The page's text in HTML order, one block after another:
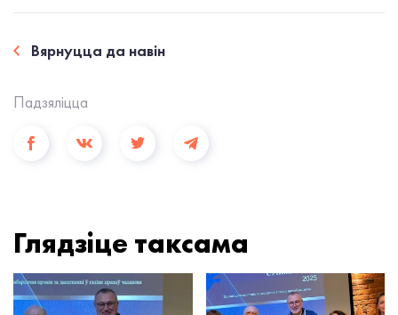
Вярнуцца да навiн
Падзялiцца
Глядзiце таксама